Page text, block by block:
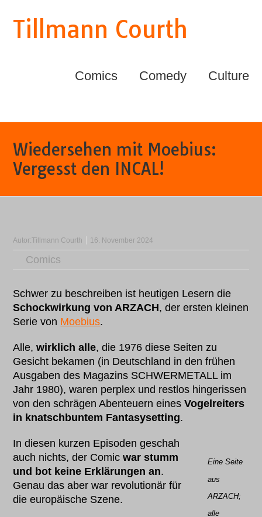
Tillmann Courth
Comics Comedy Culture
Wiedersehen mit Moebius:
Vergesst den INCAL!
Autor:Tillmann Courth 16. November 2024
Comics
Schwer zu beschreiben ist heutigen Lesern die
Schockwirkung von ARZACH, der ersten kleinen
Serie von Moebius.
Alle,wirklich alle, die 1976 diese Seiten zu
Gesicht bekamen (in Deutschland in den frühen
Ausgaben des Magazins SCHWERMETALL im
Jahr 1980), waren perplex und restlos hingerissen
von den schrägen Abenteuern einesVogelreiters
in knatschbuntem Fantasysetting.
Eine Seite
aus
ARZACH;
alle
In diesen kurzen Episoden geschah
auch nichts, der Comicwar stumm
und bot keine Erklärungen an.
Genau das aber war revolutionär für
die europäische Szene.